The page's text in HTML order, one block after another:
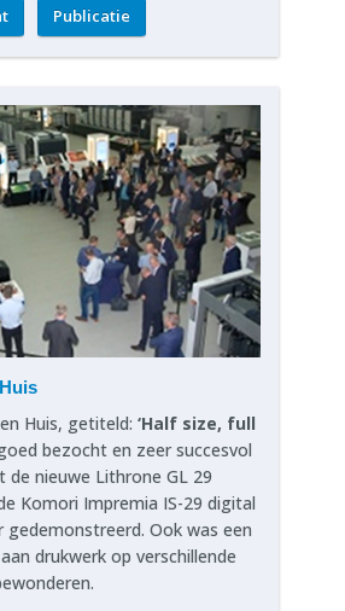
Publicatie
Huis, getiteld: ‘Half size, full
bezocht en zeer succesvol
de nieuwe Lithrone GL 29
Komori Impremia IS-29 digital
gedemonstreerd. Ook was een
drukwerk op verschillende